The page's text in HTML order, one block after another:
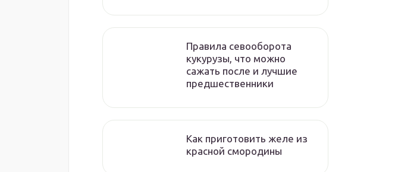
Правила севооборота
кукурузы, что можно
сажать после и лучшие
предшественники
Как приготовить желе из
красной смородины